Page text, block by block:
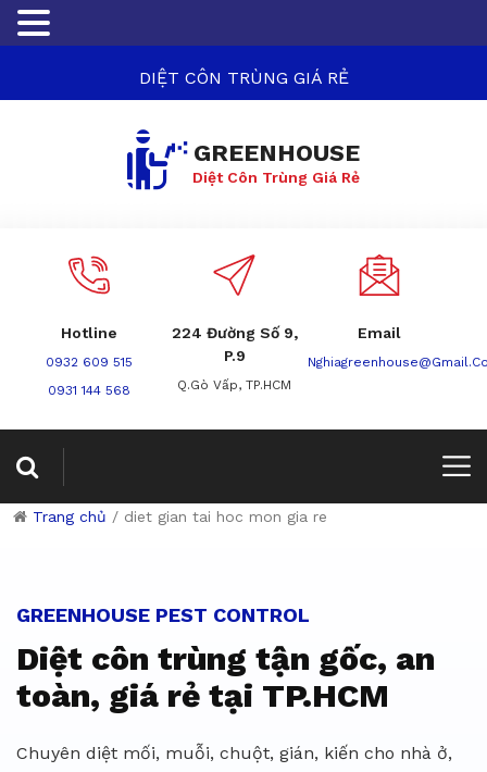
DIỆT CÔN TRÙNG GIÁ RẺ
GREENHOUSE
Diệt Côn Trùng Giá Rẻ
Hotline
0932 609 515
0931 144 568
224 Đường Số 9,
P.9
Q.Gò Vấp, TP.HCM
Email
Trang chủ / diet gian tai hoc mon gia re
GREENHOUSE PEST CONTROL
Diệt côn trùng tận gốc, an
toàn, giá rẻ tại TP.HCM
Chuyên diệt mối, muỗi, chuột, gián, kiến cho nhà ở,